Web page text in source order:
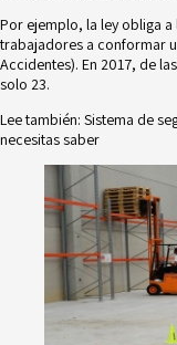
Por ejemplo, la ley obliga
trabajadores a conformar
Accidentes). En 2017, de
solo 23.
Lee también: Sistema de
necesitas saber